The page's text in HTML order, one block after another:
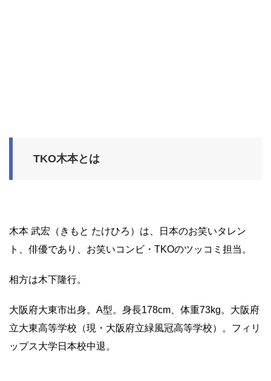
TKO木本とは
木本 武宏（きもと たけひろ）は、日本のお笑いタレン
ト、俳優であり、お笑いコンビ・TKOのツッコミ担当。
相方は木下隆行。
大阪府大東市出身。A型。身長178cm、体重73kg。大阪府
立大東高等学校（現・大阪府立緑風冠高等学校）。フィリ
ップス大学日本校中退。